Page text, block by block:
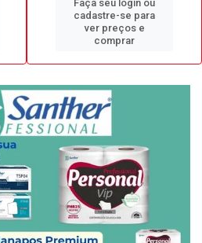
Faça seu login ou
cadastre-se para
ver preços e
comprar